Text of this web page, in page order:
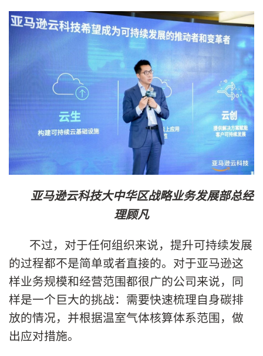
亚马逊云科技大中华区战略业务发展部总经
理顾凡
不过，对于任何组织来说，提升可持续发展
的过程都不是简单或者直接的。对于亚马逊这
样业务规模和经营范围都很广的公司来说，同
样是一个巨大的挑战：需要快速梳理自身碳排
放的情况，并根据温室气体核算体系范围，做
出应对措施。